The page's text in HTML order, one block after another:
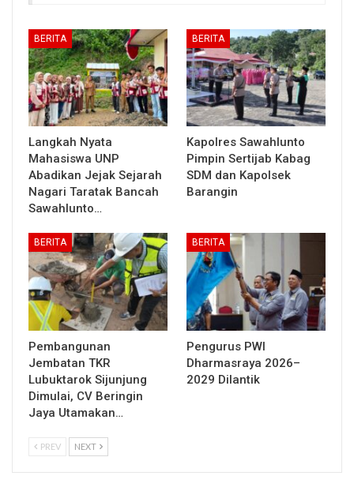
BERITA
Langkah Nyata
Mahasiswa UNP
Abadikan Jejak Sejarah
Nagari Taratak Bancah
Sawahlunto…
BERITA
Kapolres Sawahlunto
Pimpin Sertijab Kabag
SDM dan Kapolsek
Barangin
BERITA
Pembangunan
Jembatan TKR
Lubuktarok Sijunjung
Dimulai, CV Beringin
Jaya Utamakan…
BERITA
Pengurus PWI
Dharmasraya 2026–
2029 Dilantik
PREV NEXT